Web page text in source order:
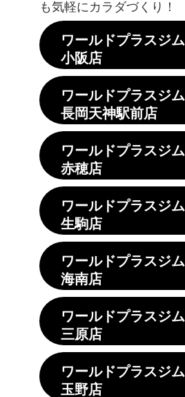
も気軽にカラダづくり！
ワールドプラスジム
小阪店
ワールドプラスジム
長岡天神駅前店
ワールドプラスジム
赤穂店
ワールドプラスジム
生駒店
ワールドプラスジム
海南店
ワールドプラスジム
三原店
ワールドプラスジム
玉野店